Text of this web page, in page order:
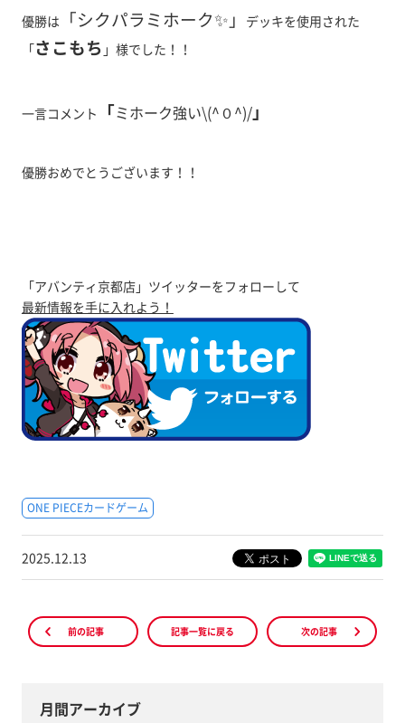
優勝は 「シクパラミホーク✨」
デッキを使用された
「さこもち 」様でした！！
一言コメント 「ミホーク強い\(^０^)/」
優勝おめでとうございます！！
「アバンティ京都店」ツイッターをフォローして
最新情報を手に入れよう！
ONE PIECEカードゲーム
2025.12.13
前の記事 記事一覧に戻る 次の記事
月間アーカイブ